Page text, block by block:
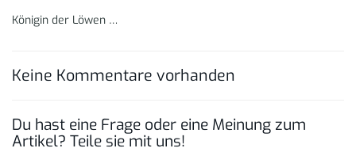
Königin der Löwen …
Keine Kommentare vorhanden
Du hast eine Frage oder eine Meinung zum
Artikel? Teile sie mit uns!